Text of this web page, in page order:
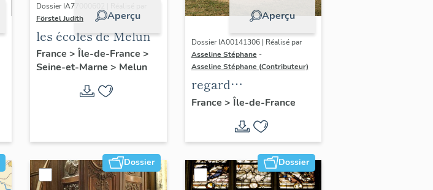
Aperçu
Dossier IA77000602 | Réalisé par
Förstel Judith
les écoles de Melun
France > Île-de-France >
Seine-et-Marne > Melun
Aperçu
Dossier IA00141306 | Réalisé par
Asseline Stéphane -
Asseline Stéphane (Contributeur)
regard
photographique sur
les paysages de la
Plaine de France.
France > Île-de-France
Dossier Dossier